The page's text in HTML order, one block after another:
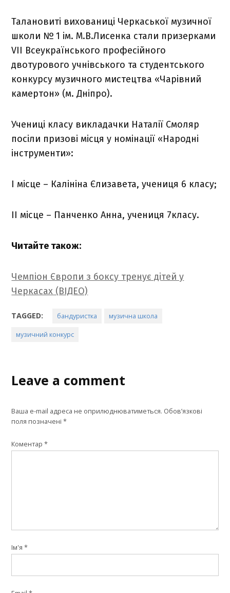
Талановиті вихованиці Черкаської музичної
школи № 1 ім. М.В.Лисенка стали призерками
VІІ Всеукраїнського професійного
двотурового учнівського та студентського
конкурсу музичного мистецтва «Чарівний
камертон» (м. Дніпро).
Учениці класу викладачки Наталії Смоляр
посіли призові місця у номінації «Народні
інструменти»:
І місце – Калініна Єлизавета, учениця 6 класу;
ІІ місце – Панченко Анна, учениця 7класу.
Читайте також:
Чемпіон Європи з боксу тренує дітей у
Черкасах (ВІДЕО)
TAGGED: бандуристка музична школа
музичний конкурс
Leave a comment
Ваша e-mail адреса не оприлюднюватиметься. Обов’язкові
поля позначені*
Коментар*
Ім'я*